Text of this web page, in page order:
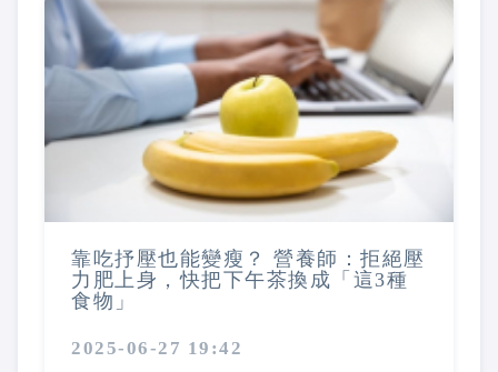
靠吃抒壓也能變瘦？ 營養師：拒絕壓
力肥上身，快把下午茶換成「這3種
食物」
2025-06-27 19:42